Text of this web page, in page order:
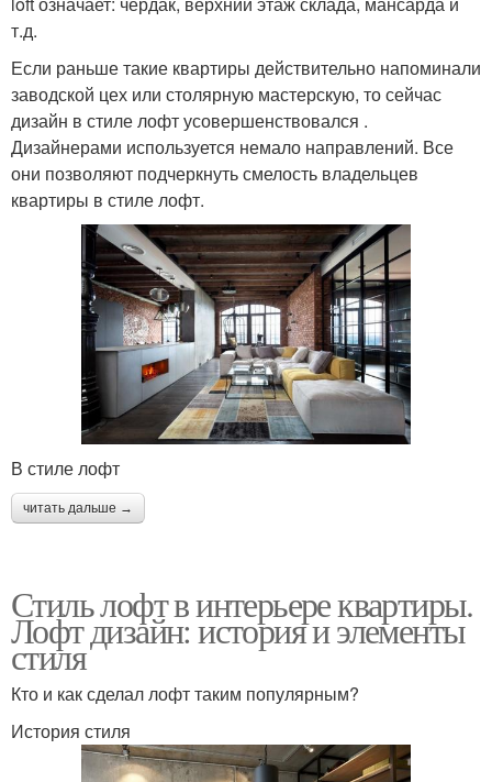
т.д.
Если раньше такие квартиры действительно напоминали
заводской цех или столярную мастерскую, то сейчас
дизайн в стиле лофт усовершенствовался .
Дизайнерами используется немало направлений. Все
они позволяют подчеркнуть смелость владельцев
квартиры в стиле лофт.
В стиле лофт
читать дальше →
Стиль лофт в интерьере квартиры.
Лофт дизайн: история и элементы
стиля
Кто и как сделал лофт таким популярным?
История стиля